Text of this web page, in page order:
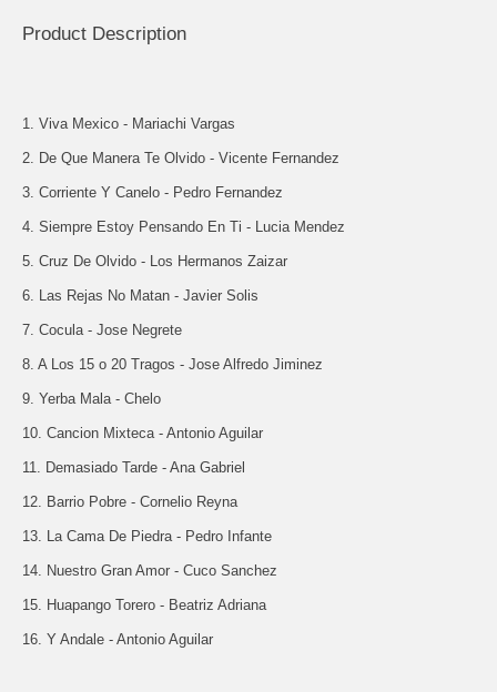
Product Description
1. Viva Mexico - Mariachi Vargas
2. De Que Manera Te Olvido - Vicente Fernandez
3. Corriente Y Canelo - Pedro Fernandez
4. Siempre Estoy Pensando En Ti - Lucia Mendez
5. Cruz De Olvido - Los Hermanos Zaizar
6. Las Rejas No Matan - Javier Solis
7. Cocula - Jose Negrete
8. A Los 15 o 20 Tragos - Jose Alfredo Jiminez
9. Yerba Mala - Chelo
10. Cancion Mixteca - Antonio Aguilar
11. Demasiado Tarde - Ana Gabriel
12. Barrio Pobre - Cornelio Reyna
13. La Cama De Piedra - Pedro Infante
14. Nuestro Gran Amor - Cuco Sanchez
15. Huapango Torero - Beatriz Adriana
16. Y Andale - Antonio Aguilar